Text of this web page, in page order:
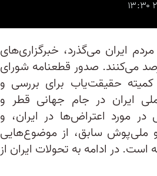
ایران می‌گذرد، خبرگزاری‌های
می‌کنند. صدور قطعنامه شورای
حقیقت‌یاب برای بررسی و
ایران در جام جهانی قطر و
مورد اعتراض‌ها در ایران، و
و ملی‌پوش سابق، از موضوع‌هایی
در ادامه به تحولات ایران از